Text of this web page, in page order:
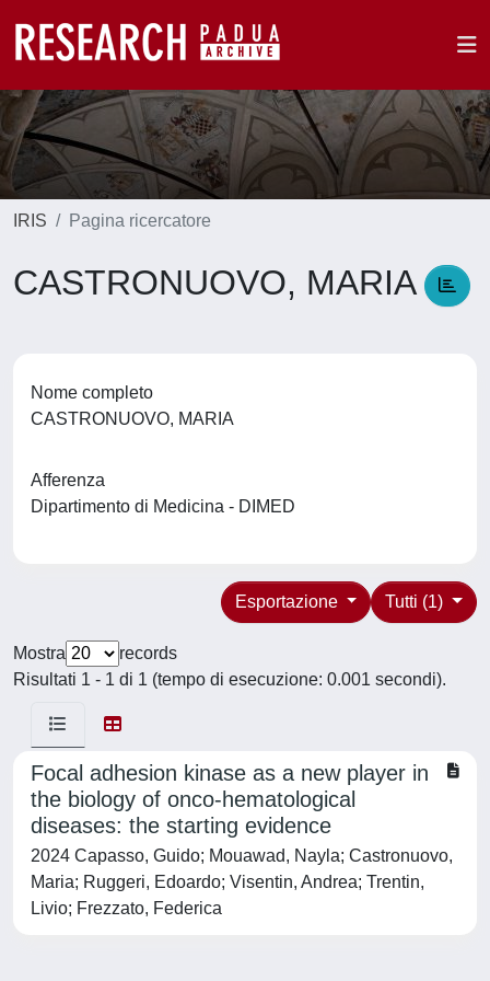
IRIS Pagina ricercatore
CASTRONUOVO, MARIA
Nome completo
CASTRONUOVO, MARIA
Afferenza
Dipartimento di Medicina - DIMED
Tutti (1)
Esportazione
Mostra
records
Risultati 1 - 1 di 1 (tempo di esecuzione: 0.001 secondi).
Focal adhesion kinase as a new player in
the biology of onco-hematological
diseases: the starting evidence
2024 Capasso, Guido; Mouawad, Nayla; Castronuovo,
Maria; Ruggeri, Edoardo; Visentin, Andrea; Trentin,
Livio; Frezzato, Federica